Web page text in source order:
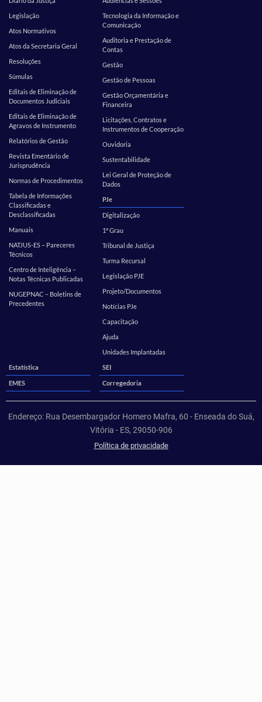
Legislação
Atos Normativos
Atos da Secretaria Geral
Resoluções
Súmulas
Editais de Eliminação de
Documentos Judiciais
Editais de Eliminação de
Agravos de Instrumento
Relatórios de Gestão
Revista Ementário de
Jurisprudência
Normas de Procedimentos
Tabela de Informações
Classificadas e
Desclassificadas
Manuais
NATJUS-ES – Pareceres
Técnicos
Centro de Inteligência –
Notas Técnicas Publicadas
NUGEPNAC – Boletins de
Precedentes
Tecnologia da Informação e
Comunicação
Auditoria e Prestação de
Contas
Gestão
Gestão de Pessoas
Gestão Orçamentária e
Financeira
Licitações, Contratos e
Instrumentos de Cooperação
Ouvidoria
Sustentabilidade
Lei Geral de Proteção de
Dados
PJe
Digitalização
1º Grau
Tribunal de Justiça
Turma Recursal
Legislação PJE
Projeto/Documentos
Notícias PJe
Capacitação
Ajuda
Unidades Implantadas
Estatística
SEI
EMES Corregedoria
Endereço: Rua Desembargador Homero Mafra, 60 - Enseada do Suá,
Vitória - ES, 29050-906
Política de privacidade